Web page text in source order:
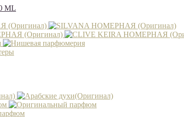
ML
(Оригинал)
(Оригинал)